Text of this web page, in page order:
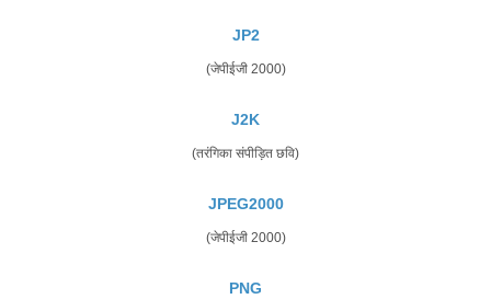
JP2
(जेपीईजी 2000)
J2K
(तरंगिका संपीड़ित छवि)
JPEG2000
(जेपीईजी 2000)
PNG